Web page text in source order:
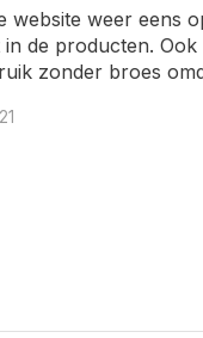
website weer eens
in de producten.
zonder broes